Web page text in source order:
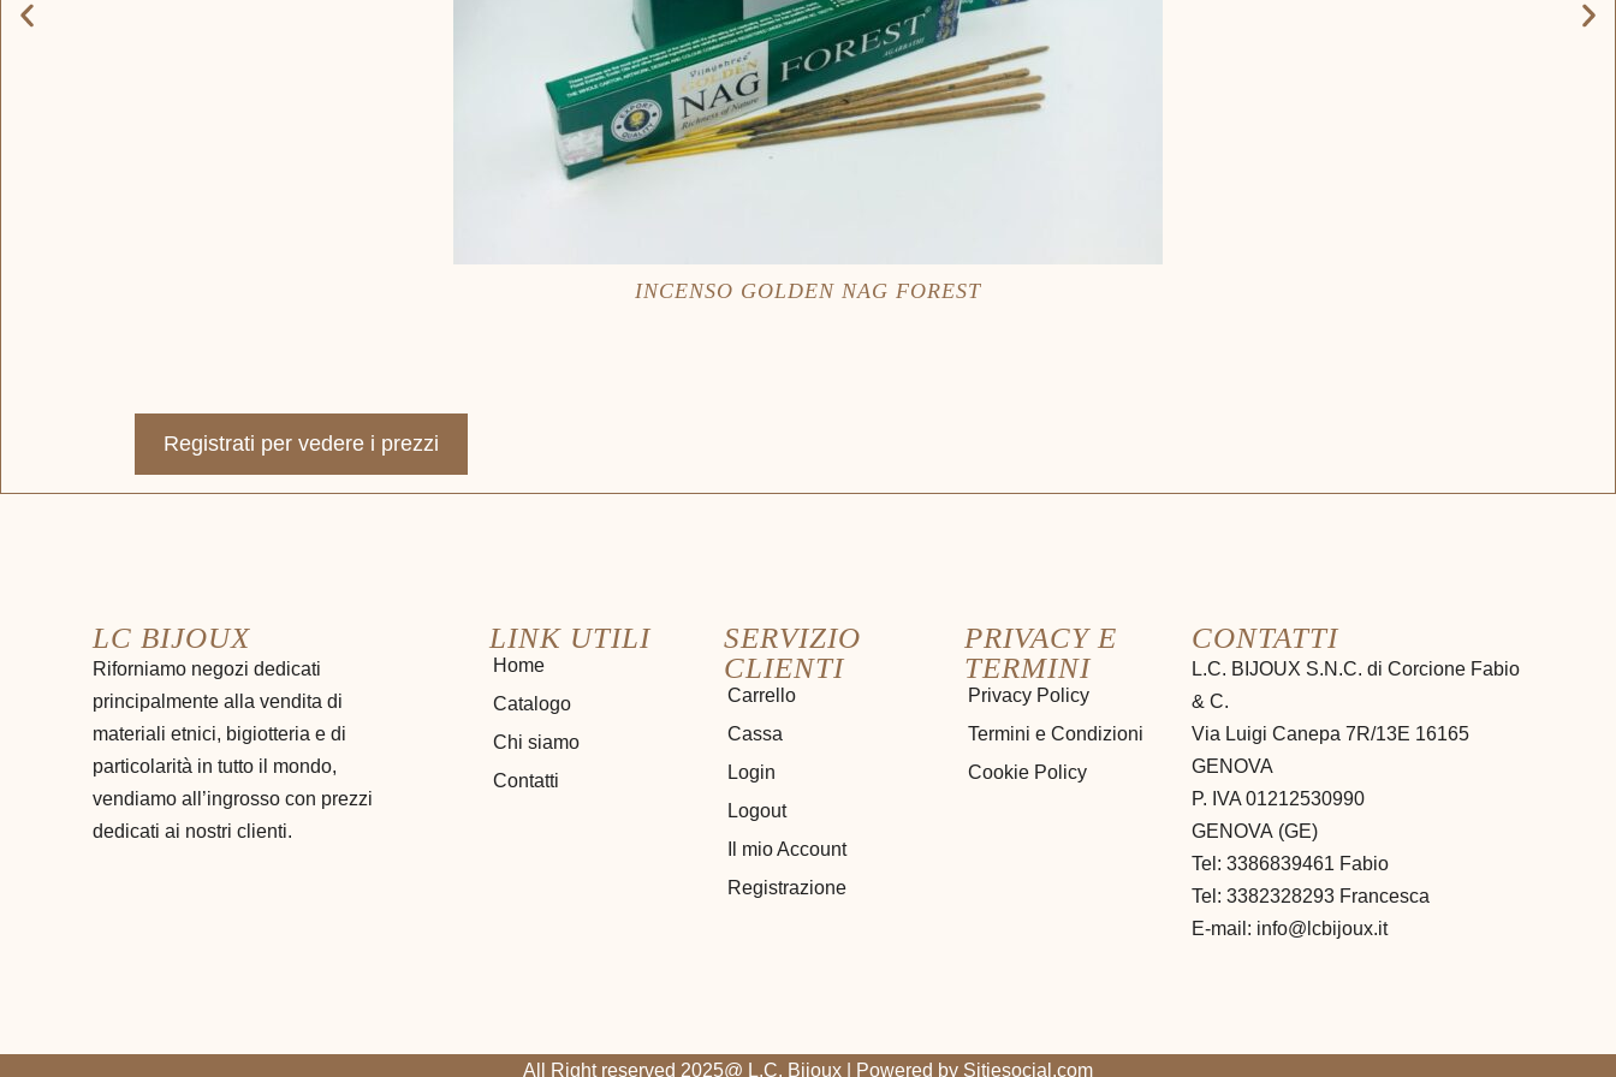
INCENSO GOLDEN NAG FOREST
Registrati per vedere i prezzi
LC BIJOUX
Riforniamo negozi dedicati
principalmente alla vendita di
materiali etnici, bigiotteria e di
particolarità in tutto il mondo,
vendiamo all’ingrosso con prezzi
dedicati ai nostri clienti.
LINK UTILI
Home
Catalogo
Chi siamo
Contatti
SERVIZIO
CLIENTI
Carrello
Cassa
Login
Logout
Il mio Account
Registrazione
PRIVACY E
TERMINI
Privacy Policy
Termini e Condizioni
Cookie Policy
CONTATTI
L.C. BIJOUX S.N.C. di Corcione Fabio
& C.
Via Luigi Canepa 7R/13E 16165
GENOVA
P. IVA 01212530990
GENOVA (GE)
Tel:3386839461 Fabio
Tel: 3382328293 Francesca
E-mail: info@lcbijoux.it
All Right reserved 2025@ L.C. Bijoux | Powered by Sitiesocial.com